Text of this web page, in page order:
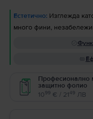
Естетично: Изглежда
много фини,
Професионално
защитно фолио
1099 € / 2149 ЛВ